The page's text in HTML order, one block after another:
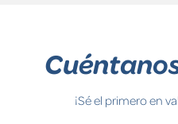
¡Sé el primero en